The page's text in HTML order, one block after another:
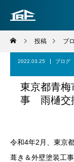
投稿 ブ
2022.03.25 ブログ
東京都青
事 雨樋交
令和4年2月、東京
葺き＆外壁塗装工